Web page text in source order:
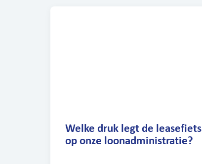
Welke druk legt de leasefiets
op onze loonadministratie?